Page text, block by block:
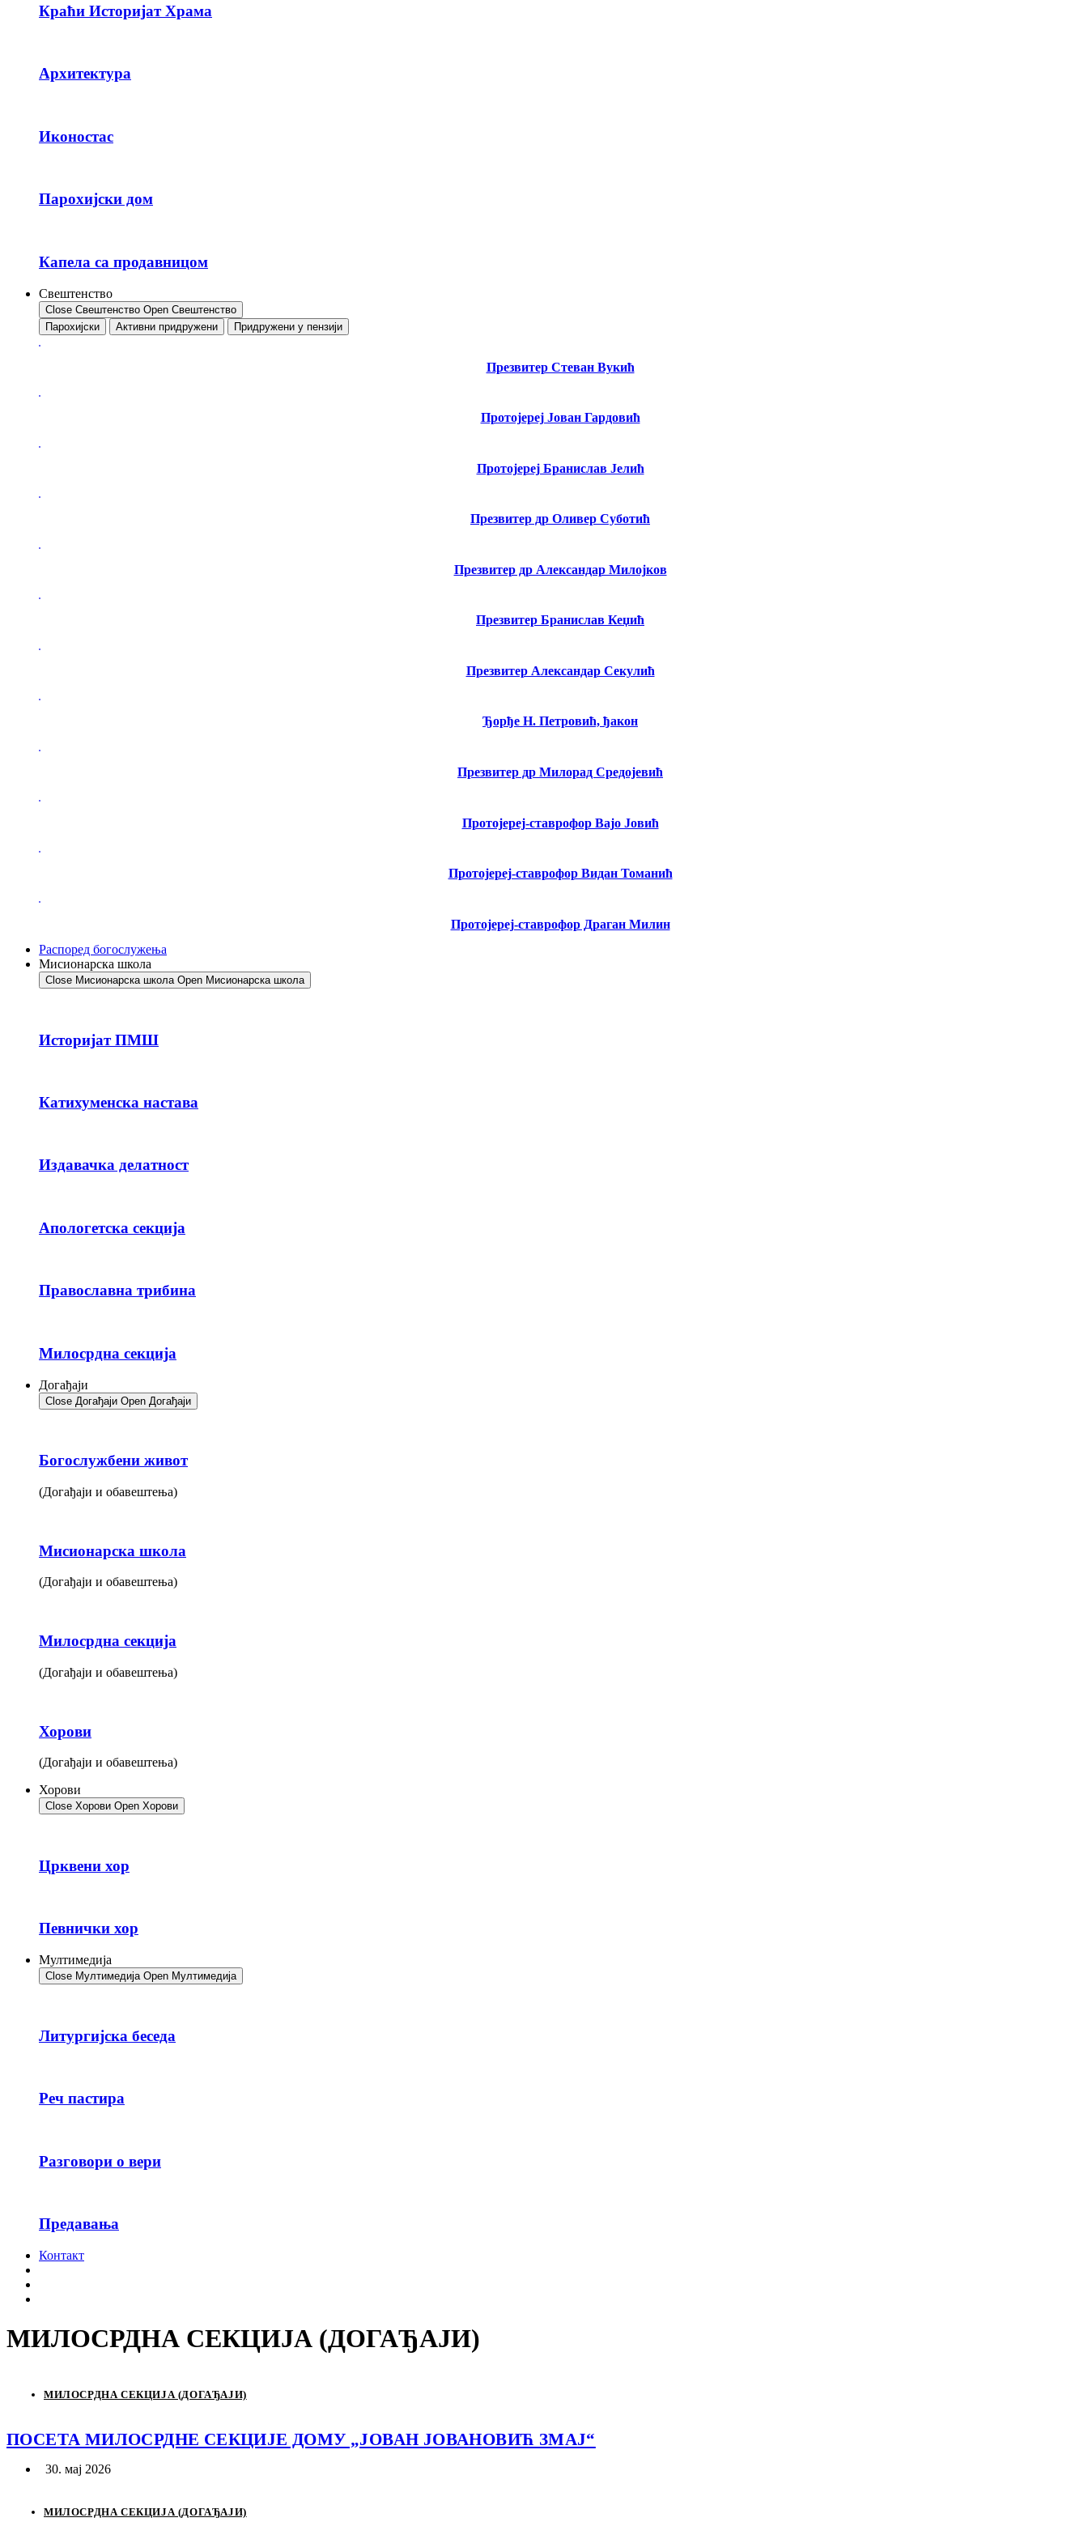
Краћи Историјат Храма
Архитектура
Иконостас
Парохијски дом
Капела са продавницом
Свештенство
Close Свештенство Open Свештенство
Парохијски
Активни придружени Придружени у пензији
Презвитер Стеван Вукић
Протојереј Јован Гардовић
Протојереј Бранислав Јелић
Презвитер др Оливер Суботић
Презвитер др Александар Милојков
Презвитер Бранислав Кеџић
Презвитер Александар Секулић
Ђорђе Н. Петровић, ђакон
Презвитер др Милорад Средојевић
Протојереј-ставрофор Вајо Јовић
Протојереј-ставрофор Видан Томанић
Протојереј-ставрофор Драган Милин
Распоред богослужења
Мисионарска школа
Close Мисионарска школа Open Мисионарска школа
Историјат ПМШ
Катихуменска настава
Издавачка делатност
Апологетска секција
Православна трибина
Милосрдна секција
Догађаји
Close Догађаји Open Догађаји
Богослужбени живот
(Догађаји и обавештења)
Мисионарска школа
(Догађаји и обавештења)
Милосрдна секција
(Догађаји и обавештења)
Хорови
(Догађаји и обавештења)
Хорови
Close Хорови Open Хорови
Црквени хор
Певнички хор
Мултимедија
Close Мултимедија Open Мултимедија
Литургијска беседа
Реч пастира
Разговори о вери
Предавања
Контакт
МИЛОСРДНА СЕКЦИЈА (ДОГАЂАЈИ)
МИЛОСРДНА СЕКЦИЈА (ДОГАЂАЈИ)
ПОСЕТА МИЛОСРДНЕ СЕКЦИЈЕ ДОМУ „ЈОВАН ЈОВАНОВИЋ ЗМАЈ“
30. мај 2026
МИЛОСРДНА СЕКЦИЈА (ДОГАЂАЈИ)